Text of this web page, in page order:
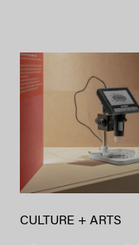
CULTURE + ARTS